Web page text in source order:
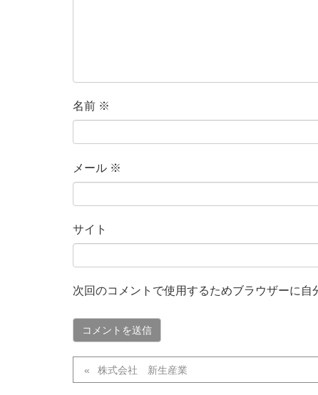
名前 ※
メール ※
サイト
次回のコメントで使用するためブラウザーに自
株式会社 新生産業